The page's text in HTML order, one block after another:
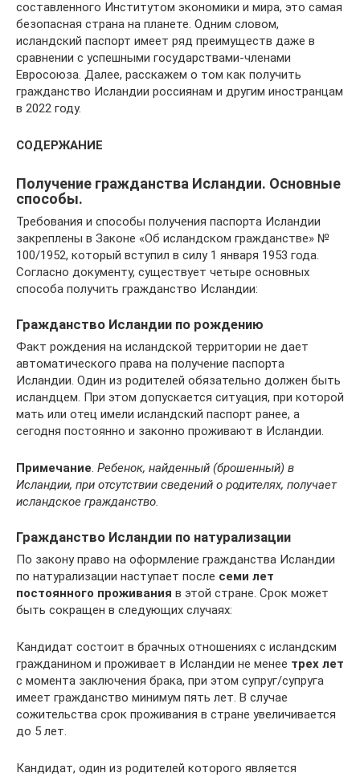
составленного Институтом экономики и мира, это самая
безопасная страна на планете. Одним словом,
исландский паспорт имеет ряд преимуществ даже в
сравнении с успешными государствами-членами
Евросоюза. Далее, расскажем о том как получить
гражданство Исландии россиянам и другим иностранцам
в 2022 году.
СОДЕРЖАНИЕ
Получение гражданства Исландии. Основные
способы.
Требования и способы получения паспорта Исландии
закреплены в Законе «Об исландском гражданстве» №
100/1952, который вступил в силу 1 января 1953 года.
Согласно документу, существует четыре основных
способа получить гражданство Исландии:
Гражданство Исландии по рождению
Факт рождения на исландской территории не дает
автоматического права на получение паспорта
Исландии. Один из родителей обязательно должен быть
исландцем. При этом допускается ситуация, при которой
мать или отец имели исландский паспорт ранее, а
сегодня постоянно и законно проживают в Исландии.
Примечание. Ребенок, найденный (брошенный) в
Исландии, при отсутствии сведений о родителях, получает
исландское гражданство.
Гражданство Исландии по натурализации
По закону право на оформление гражданства Исландии
по натурализации наступает после семи лет
постоянного проживания в этой стране. Срок может
быть сокращен в следующих случаях:
Кандидат состоит в брачных отношениях с исландским
гражданином и проживает в Исландии не менее трех лет
с момента заключения брака, при этом супруг/супруга
имеет гражданство минимум пять лет. В случае
сожительства срок проживания в стране увеличивается
до 5 лет.
Кандидат, один из родителей которого является